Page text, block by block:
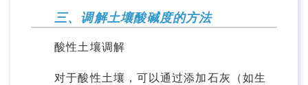
三、调解土壤酸碱度的方法
酸性土壤调解
对于酸性土壤，可以通过添加石灰（如生